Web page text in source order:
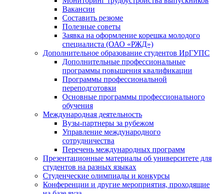
Вакансии
Составить резюме
Полезные советы
Заявка на оформление корешка молодого
специалиста (ОАО «РЖД»)
Дополнительное образование студентов ИрГУПС
Дополнительные профессиональные
программы повышения квалификации
Программы профессиональной
переподготовки
Основные программы профессионального
обучения
Международная деятельность
Вузы-партнеры за рубежом
Управление международного
сотрудничества
Перечень международных программ
Презентационные материалы об университете для
студентов на разных языках
Студенческие олимпиады и конкурсы
Конференции и другие мероприятия, проходящие